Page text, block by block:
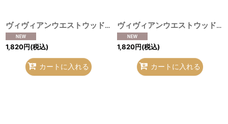
ヴィヴィアンウエストウッド 中古 / ハンカチーフ ピンク小花オーブ柄×縁スカラップ O-26-08-02-064-gd-IG-OS
1,820円(税込)
カートに入れる
ヴィヴィアンウエストウッド 中古 / ハンカチーフ ブラック×ピンクスタンプ柄×オーブ刺繍 O-26-08-02-065-gd-IG-OS
1,820円(税込)
カートに入れる